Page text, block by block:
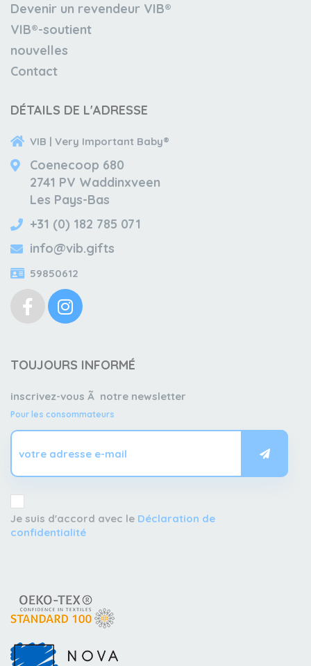
Devenir un revendeur VIB®
VIB®-soutient
nouvelles
Contact
DÉTAILS DE L'ADRESSE
VIB | Very Important Baby®
Coenecoop 680
2741 PV Waddinxveen
Les Pays-Bas
+31 (0) 182 785 071
info@vib.gifts
59850612
TOUJOURS INFORMÉ
inscrivez-vous Ã notre newsletter
Pour les consommateurs
Je suis d'accord avec le Déclaration de
confidentialité